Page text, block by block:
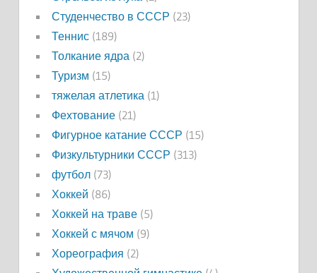
Студенчество в СССР (23)
Теннис(189)
Толкание ядра(2)
Туризм (15)
тяжелая атлетика(1)
Фехтование(21)
Фигурное катание СССР (15)
Физкультурники СССР (313)
футбол(73)
Хоккей (86)
Хоккей на траве(5)
Хоккей с мячом (9)
Хореография (2)